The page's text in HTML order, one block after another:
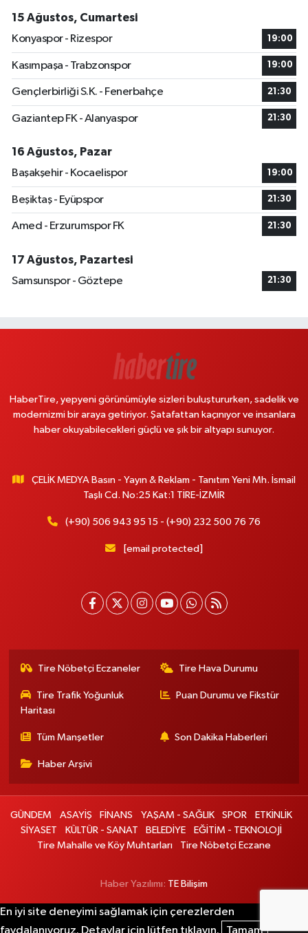
15 Ağustos, Cumartesi
Konyaspor - Rizespor
19:00
Kasımpaşa - Trabzonspor 19:00
Gençlerbirliği S.K. - Fenerbahçe 21:30
Gaziantep FK - Alanyaspor 21:30
16 Ağustos, Pazar
Başakşehir - Kocaelispor
19:00
Beşiktaş - Eyüpspor 21:30
Amed - Erzurumspor FK 21:30
17 Ağustos, Pazartesi
Samsunspor - Göztepe
21:30
HaberTire, yepyeni görünümüyle sizleri buluştururken, sadelik ve
modernizmi bir araya getiriyor. Şatafattan kaçınıyor ve insanlara
haber okuyabilecekleri güçlü ve şık bir altyapı sunuyor.
ÇELİK MEDYA Basın - Yayın & Reklam - Tanıtım Yeni Mh. İsmail
Taşlı Cd. No:25 Kat:1 TİRE-İZMİR
(+90) 506 943 95 15 - (+90) 232 500 76 76
[email protected]
Tire Nöbetçi Eczaneler Tire Hava Durumu
Tire Trafik Yoğunluk
Haritası
Puan Durumu ve Fikstür
Tüm Manşetler Son Dakika Haberleri
Haber Arşivi
GÜNDEM ASAYİŞ FİNANS YAŞAM - SAĞLIK SPOR
ETKİNLİK
SİYASET
KÜLTÜR - SANAT BELEDİYE
EĞİTİM - TEKNOLOJİ
Tire Mahalle ve Köy Muhtarları
Tire Nöbetçi Eczane
Haber Yazılımı: TE Bilişim
En iyi site deneyimi sağlamak için çerezlerden